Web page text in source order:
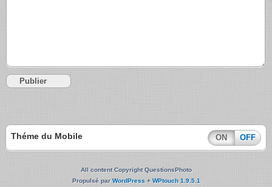
Théme du Mobile ON OFF
All content Copyright QuestionsPhoto
Propulsé parWordPress+ WPtouch 1.9.5.1